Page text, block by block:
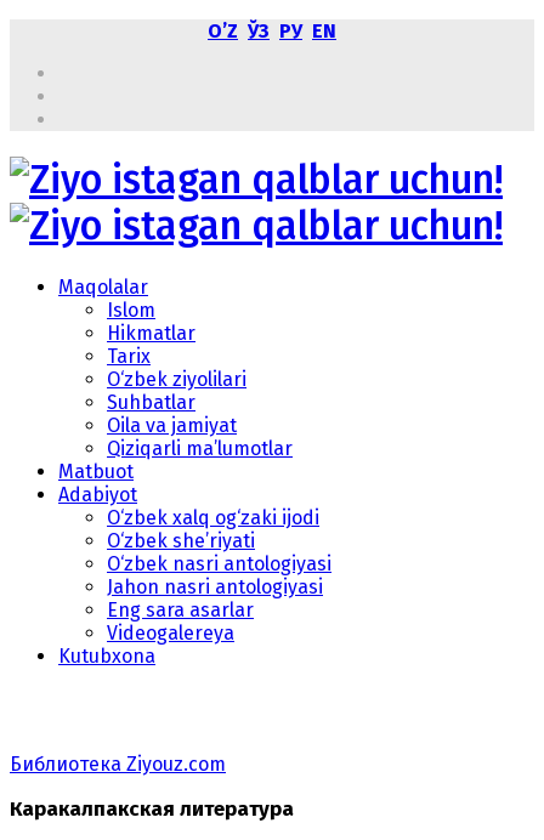
OʼZ ЎЗ РУ EN
Maqolalar
Islom
Hikmatlar
Tarix
O‘zbek ziyolilari
Suhbatlar
Oila va jamiyat
Qiziqarli ma’lumotlar
Matbuot
Adabiyot
O‘zbek xalq og‘zaki ijodi
O‘zbek she’riyati
O‘zbek nasri antologiyasi
Jahon nasri antologiyasi
Eng sara asarlar
Videogalereya
Kutubxona
Библиотека Ziyouz.com
Каракалпакская литература